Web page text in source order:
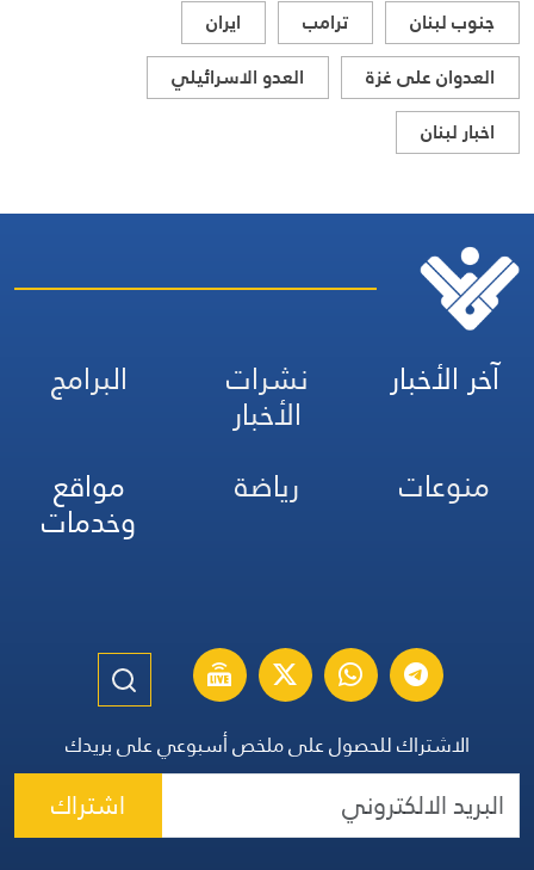
جنوب لبنان
ترامب
ايران
العدوان على غزة
العدو الاسرائيلي
اخبار لبنان
آخر الأخبار نشرات
الأخبار
البرامج
منوعات
رياضة مواقع
وخدمات
الاشتراك للحصول على ملخص أسبوعي على بريدك
اشتراك